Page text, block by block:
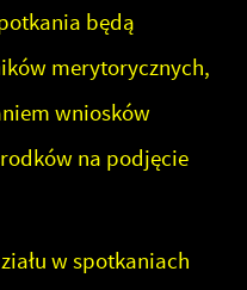
będą
merytorycznych,
wniosków
na podjęcie
w spotkaniach